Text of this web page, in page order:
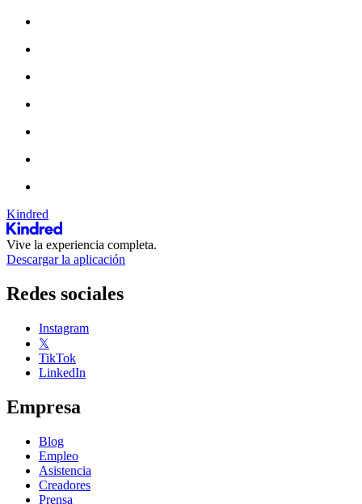
Kindred
Vive la experiencia completa.
Descargar la aplicación
Redes sociales
Instagram
𝕏
TikTok
LinkedIn
Empresa
Blog
Empleo
Asistencia
Creadores
Prensa